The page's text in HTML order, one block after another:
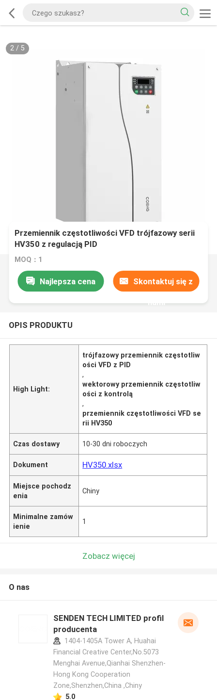
2/ 5
Przemiennik częstotliwości VFD trójfazowy serii
HV350 z regulacją PID
MOQ：1
Najlepsza cena Skontaktuj się z
nami
OPIS PRODUKTU
High Light:
trójfazowy przemiennik częstotliw
ości VFD z PID
,
wektorowy przemiennik częstotliw
ości z kontrolą
,
przemiennik częstotliwości VFD se
rii HV350
Czas dostawy 10-30 dni roboczych
Dokument HV350.xlsx
Miejsce pochodz
enia
Chiny
Minimalne zamów
ienie
1
Zobacz więcej
O nas
SENDEN TECH LIMITED profil
producenta
1404-1405A Tower A, Huahai
Financial Creative Center,No.5073
Menghai Avenue,Qianhai Shenzhen-
Hong Kong Cooperation
Zone,Shenzhen,China ,Chiny
5.0